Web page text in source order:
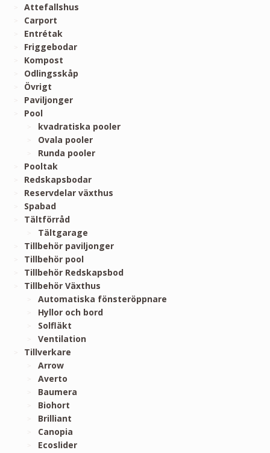
Attefallshus
Carport
Entrétak
Friggebodar
Kompost
Odlingsskåp
Övrigt
Paviljonger
Pool
kvadratiska pooler
Ovala pooler
Runda pooler
Pooltak
Redskapsbodar
Reservdelar växthus
Spabad
Tältförråd
Tältgarage
Tillbehör paviljonger
Tillbehör pool
Tillbehör Redskapsbod
Tillbehör Växthus
Automatiska fönsteröppnare
Hyllor och bord
Solfläkt
Ventilation
Tillverkare
Arrow
Averto
Baumera
Biohort
Brilliant
Canopia
Ecoslider